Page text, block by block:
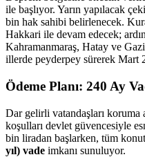
ile başlıyor. Yarın yapılacak
bin hak sahibi belirlenecek.
Hakkari ile devam edecek;
Kahramanmaraş, Hatay ve
illerde peyderpey sürerek Mart
Ödeme Planı: 240 Ay
Dar gelirli vatandaşları koruma
koşulları devlet güvencesiyle
bin liradan başlarken, tüm
yıl) vade imkanı sunuluyor.